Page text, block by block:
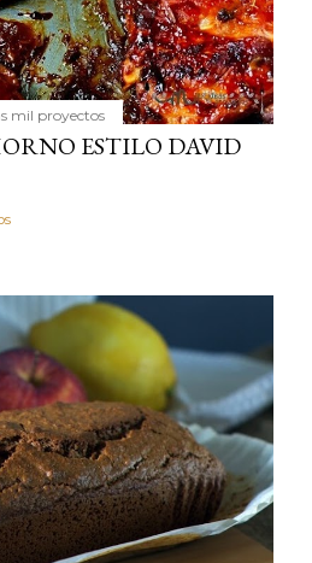
mil proyectos
ESTILO DAVID